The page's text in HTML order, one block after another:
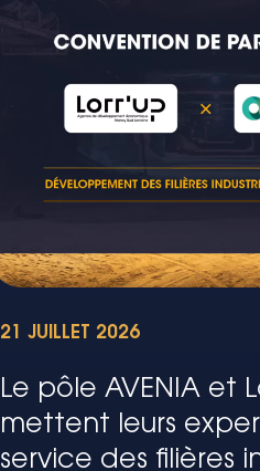
21 JUILLET 2026
Le pôle AVENIA et
mettent leurs
service des filières